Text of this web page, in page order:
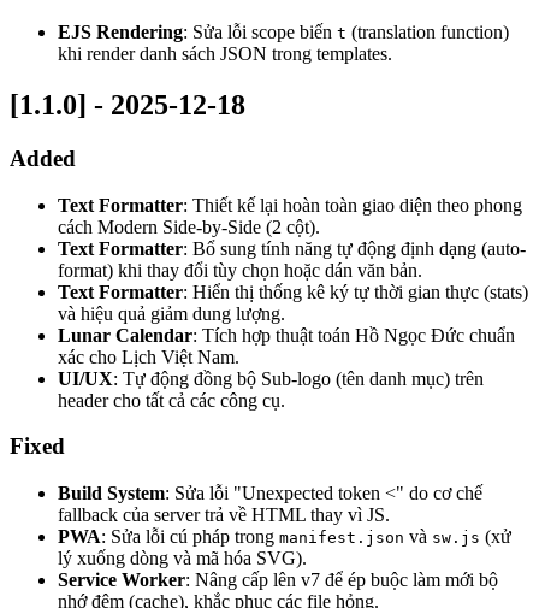
EJS Rendering: Sửa lỗi scope biến t (translation function)
khi render danh sách JSON trong templates.
[1.1.0] - 2025-12-18
Added
Text Formatter: Thiết kế lại hoàn toàn giao diện theo phong
cách Modern Side-by-Side (2 cột).
Text Formatter: Bổ sung tính năng tự động định dạng (auto-
format) khi thay đổi tùy chọn hoặc dán văn bản.
Text Formatter: Hiển thị thống kê ký tự thời gian thực (stats)
và hiệu quả giảm dung lượng.
Lunar Calendar: Tích hợp thuật toán Hồ Ngọc Đức chuẩn
xác cho Lịch Việt Nam.
UI/UX: Tự động đồng bộ Sub-logo (tên danh mục) trên
header cho tất cả các công cụ.
Fixed
Build System: Sửa lỗi "Unexpected token <" do cơ chế
fallback của server trả về HTML thay vì JS.
PWA: Sửa lỗi cú pháp trong manifest.json và sw.js (xử
lý xuống dòng và mã hóa SVG).
Service Worker: Nâng cấp lên v7 để ép buộc làm mới bộ
nhớ đệm (cache), khắc phục các file hỏng.